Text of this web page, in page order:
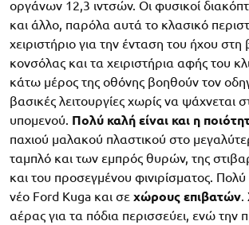
οργάνων 12,3 ιντσών. Οι φυσικοί
και άλλο, παρόλα αυτά το κλασικό
χειριστήριο για την ένταση του ήχου στη
κονσόλας και τα χειριστήρια αφής του
κάτω μέρος της οθόνης βοηθούν τον
βασικές λειτουργίες χωρίς να ψάχνεται
υπομενού. Πολύ καλή είναι και η
παχιού μαλακού πλαστικού στο
ταμπλό και των εμπρός θυρών, της
και του προσεγμένου φινιρίσματος. Πολύ
νέο Ford Kuga και σε χώρους επιβατών.
αέρας για τα πόδια περισσεύει, ενώ την